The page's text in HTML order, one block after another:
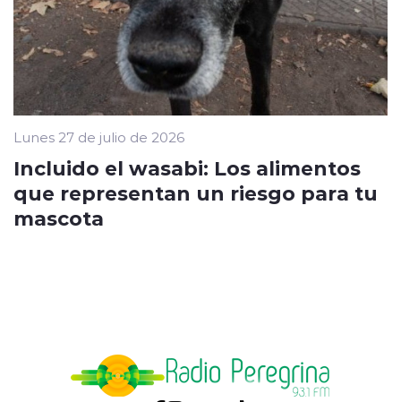
Lunes 27 de julio de 2026
Incluido el wasabi: Los alimentos
que representan un riesgo para tu
mascota